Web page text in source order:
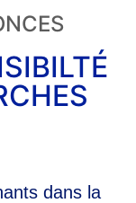
dans la